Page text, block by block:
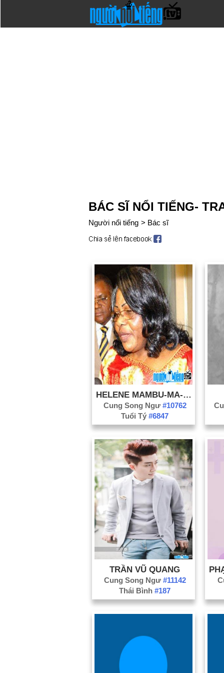
BÁC SĨ NỔI TIẾNG-
Người nổi tiếng > Bác sĩ
Cung Song Ngư #10762
Tuổi Tý#6847
TRẦN VŨ QUANG
Cung Song Ngư #11142
Thái Bình#187